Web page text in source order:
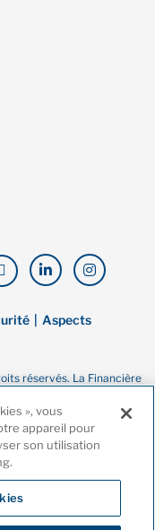
Aspects
réservés. La Financière
Ces dernières sont
dépôts du Canada
», vous
appareil pour
son utilisation